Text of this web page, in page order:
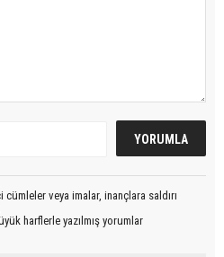
veya imalar, inançlara saldırı
harflerle yazılmış yorumlar